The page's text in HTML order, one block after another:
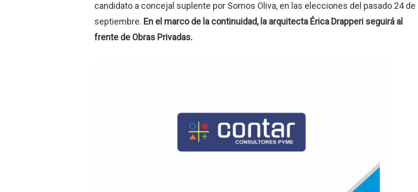
candidato a concejal suplente por Somos Oliva, en las elecciones del pasado 24 de
septiembre. En el marco de la continuidad, la arquitecta Érica Drapperi seguirá al
frente de Obras Privadas.